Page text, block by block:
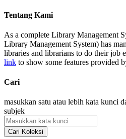
Tentang Kami
As a complete Library Management
Library Management System) has
libraries and librarians to do their job
link to show some features provided
Cari
masukkan satu atau lebih kata kunci
subjek
Cari Koleksi